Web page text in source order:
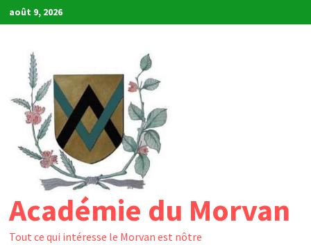
Passer
au
août 9, 2026
Académie du Morvan
Tout ce qui intéresse le Morvan est nôtre